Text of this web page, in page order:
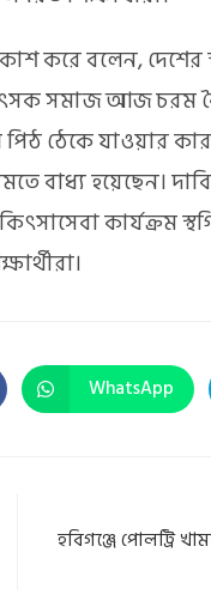
করে বলেন, দেশের
সমাজ আজ চরম
ঠেকে যাওয়ার
বাধ্য হয়েছেন।
কার্যক্রম
WhatsApp
হবিগঞ্জে পোলট্রি